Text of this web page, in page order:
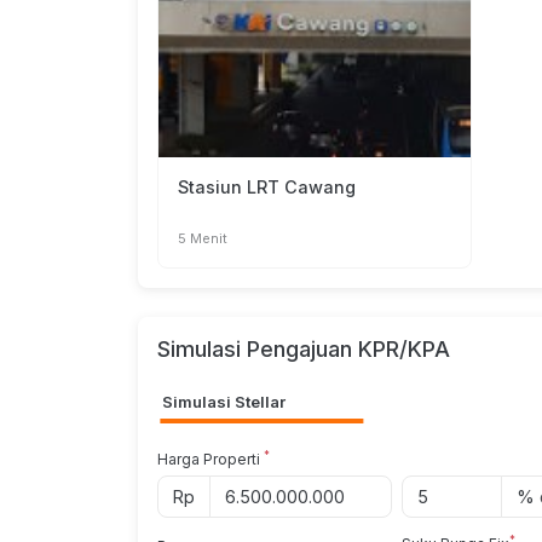
JUMLAH KAMAR = 6 KAMAR
TOTAL = 23 KAMAR
SERTIFIKAT:
• SHM
———————————
Stasiun LRT Cawang
5 Menit
Simulasi Pengajuan KPR/KPA
Simulasi Stellar
Harga Properti *
Rp %
*